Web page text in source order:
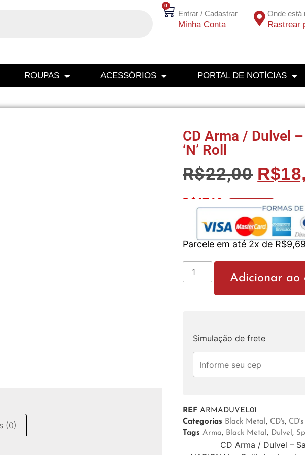
0
Entrar / Cadastrar
Minha Conta
Onde está
Rastrear
ROUPAS ACESSÓRIOS PORTAL DE NOTÍCIAS
(0)
CD Arma / Dulvel
‘N’ Roll
R$22,00 R$
R$17,10
Parcele em até 2x de R$9,69
Adicionar ao
Simulação de frete
REFARMADUVEL01
Categorias Black Metal , CD's,
Tags Arma, Black Metal , Dulvel ,
CD Arma / Dulvel –